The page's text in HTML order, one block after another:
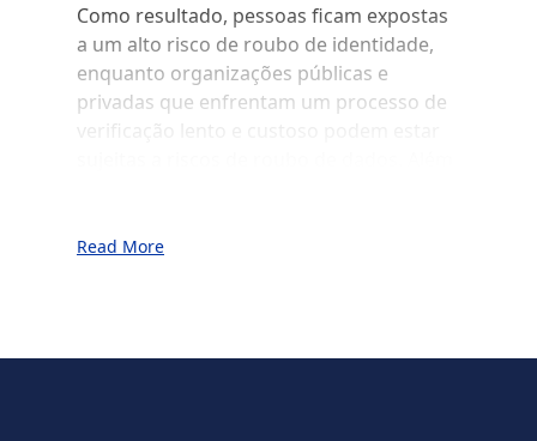
Como resultado, pessoas ficam expostas
a um alto risco de roubo de identidade,
enquanto organizações públicas e
privadas que enfrentam um processo de
verificação lento e custoso podem estar
Read More